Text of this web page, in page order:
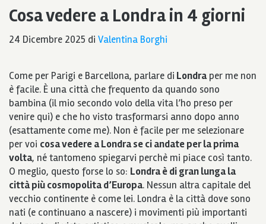
Cosa vedere a Londra in 4 giorni
24 Dicembre 2025 di Valentina Borghi
Come per Parigi e Barcellona, parlare di Londraper me non
è facile. È una città che frequento da quando sono
bambina (il mio secondo volo della vita l’ho preso per
venire qui) e che ho visto trasformarsi anno dopo anno
(esattamente come me). Non è facile per me selezionare
per voi cosa vedere a Londra se ci andate per la prima
volta, né tantomeno spiegarvi perchè mi piace così tanto.
O meglio, questo forse lo so: Londra è di gran lunga la
città più cosmopolita d’Europa. Nessun altra capitale del
vecchio continente è come lei. Londra è la città dove sono
nati (e continuano a nascere) i movimenti più importanti